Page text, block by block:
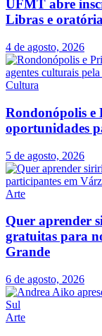
UFMT abre
Libras e
4 de agosto, 2026
Cultura
Rondonópolis e
oportunidades
5 de agosto, 2026
Arte
Quer aprender
gratuitas para
Grande
6 de agosto, 2026
Arte